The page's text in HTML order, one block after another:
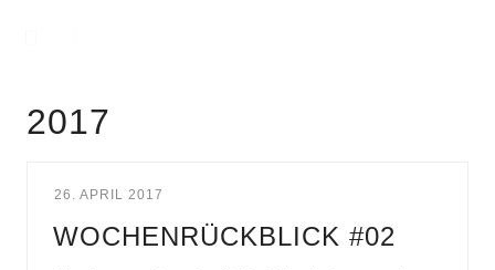
2017
26. APRIL 2017
WOCHENRÜCKBLICK #02